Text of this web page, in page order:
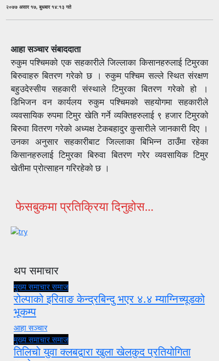
२०७७ असार १७, बुधबार १४:१३ गते
आहा सञ्चार संबाददाता
रुकुम पश्चिमको एक सहकारीले जिल्लाका किसानहरुलाई टिमुरका
बिरुवाहरु बितरण गरेको छ । रुकुम पश्चिम सल्ले स्थित संरक्षण
बहुउदेस्सीय सहकारी संस्थाले टिमुरका बितरण गरेको हो ।
डिभिजन वन कार्यलय रुकुम पश्चिमको सहयोगमा सहकारीले
व्यवसायिक रुपमा टिमुर खेति गर्ने व्यक्तिहरुलाई ९ हजार टिमुरको
बिरुवा वितरण गरेको अध्यक्ष टेकबहादुर कुसारीले जानकारी दिए ।
उनका अनुसार सहकारीबाट जिल्लाका बिभिन्न ठाउँमा रहेका
किसानहरुलाई टिमुरका बिरुवा बितरण गरेर व्यवसायिक टिमुर
खेतीमा प्रोत्साहन गरिरहेको छ ।
फेसबुकमा प्रतिक्रिया दिनुहोस...
थप समाचार
मुख्य समाचारसमाज
रोल्पाको इरिवाङ केन्द्रबिन्दु भएर ४.४ म्याग्निच्यूडको
भूकम्प
आहा सञ्चार
मुख्य समाचारसमाज
तिलिचो युवा क्लबद्वारा खुला खेलकुद प्रतियोगिता